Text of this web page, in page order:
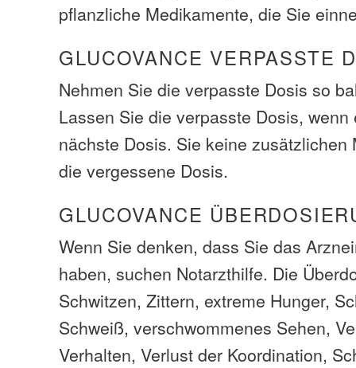
pflanzliche Medikamente, die Sie
GLUCOVANCE VERPASSTE
Nehmen Sie die verpasste Dosis so
Lassen Sie die verpasste Dosis,
nächste Dosis. Sie keine zusätzlichen
die vergessene Dosis.
GLUCOVANCE
Wenn Sie denken, dass Sie das
haben, suchen Notarzthilfe. Die
Schwitzen, Zittern, extreme Hunger,
Schweiß, verschwommenes Sehen,
Verhalten, Verlust der Koordination,